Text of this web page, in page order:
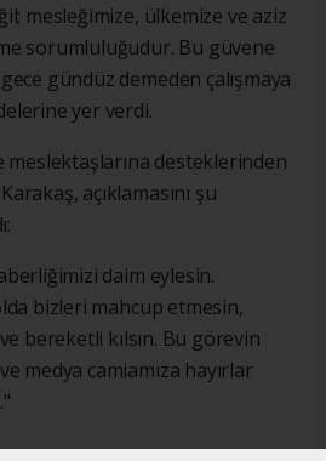
mesleğimize, ülkemize ve aziz
sorumluluğudur. Bu güvene
gündüz demeden çalışmaya
yer verdi.
meslektaşlarına desteklerinden
açıklamasını şu
daim eylesin.
bizleri mahcup etmesin,
bereketli kılsın. Bu görevin
medya camiamıza hayırlar